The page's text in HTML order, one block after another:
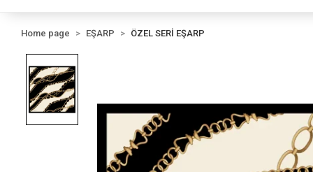
Home page EŞARP ÖZEL SERİ EŞARP